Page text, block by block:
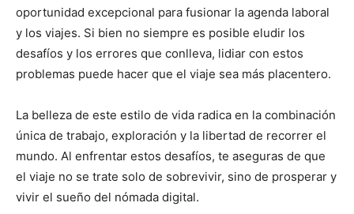
oportunidad excepcional para fusionar la agenda laboral
y los viajes. Si bien no siempre es posible eludir los
desafíos y los errores que conlleva, lidiar con estos
problemas puede hacer que el viaje sea más placentero.
La belleza de este estilo de vida radica en la combinación
única de trabajo, exploración y la libertad de recorrer el
mundo. Al enfrentar estos desafíos, te aseguras de que
el viaje no se trate solo de sobrevivir, sino de prosperar y
vivir el sueño del nómada digital.